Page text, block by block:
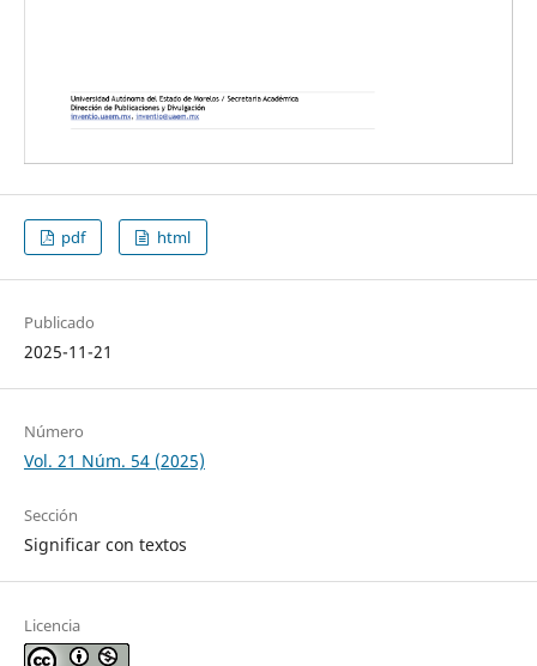
pdf html
Publicado
2025-11-21
Número
Vol. 21 Núm. 54 (2025)
Sección
Significar con textos
Licencia